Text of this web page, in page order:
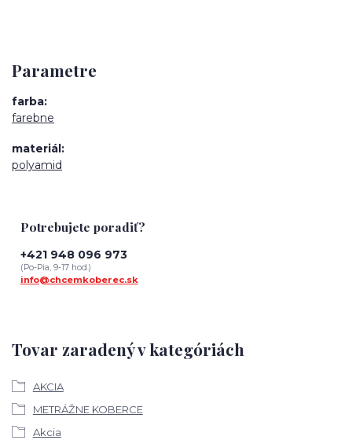
Parametre
farba
farebne
materiál
polyamid
Tovar zaradený v kategóriách
AKCIA
METRÁŽNE KOBERCE
Akcia
Potrebujete poradiť?
+421 948 096 973
(Po-Pia, 9-17 hod.)
info@chcemkoberec.sk